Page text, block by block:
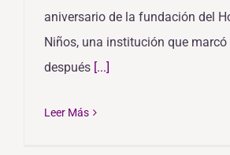
aniversario de la fundación del
Niños, una institución que marcó
después [...]
Leer Más